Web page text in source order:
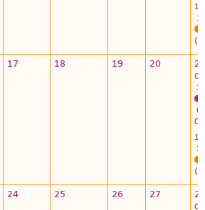
17 18 19 20 21
24 25 26 27 28